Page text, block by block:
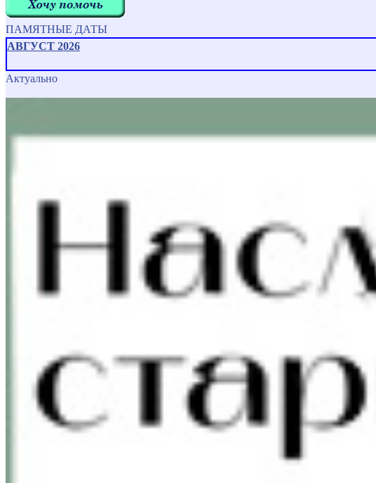
ПАМЯТНЫЕ ДАТЫ
АВГУСТ 2026
Актуально